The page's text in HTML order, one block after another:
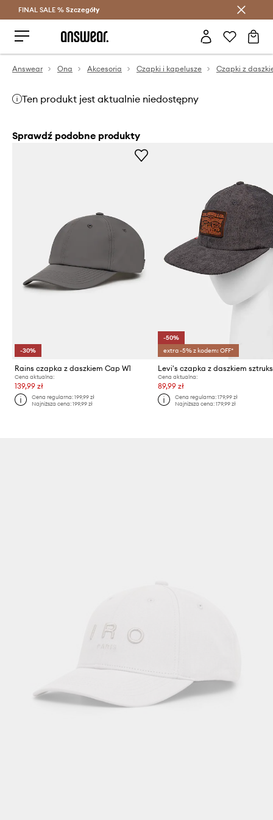
Oszczędzaj z Answear Club >
FINAL SALE % Szczegóły
Answear Ona Akcesoria Czapki i kapelusze Czapki z
Ten produkt jest aktualnie niedostępny
Sprawdź podobne produkty
-30%
Rains czapka z daszkiem Cap W1
Cena aktualna:
139,99 zł
Cena regularna:199,99 zł
Najniższa cena:199,99 zł
-50%
extra -5% z kodem: OFF*
Levi's czapka z daszkiem
Cena aktualna:
89,99 zł
Cena regularna: 179,99 zł
Najniższa cena: 179,99 zł